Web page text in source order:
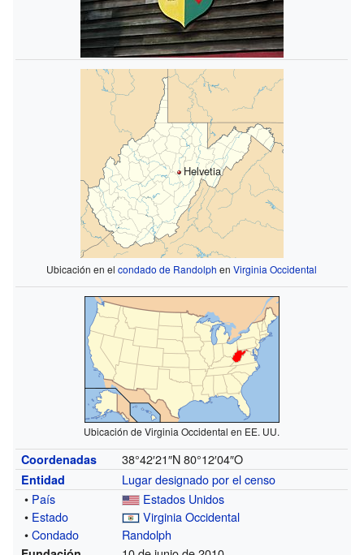
Helvetia
Ubicación en elcondado de Randolph enVirginia Occidental
Ubicación de Virginia Occidental en EE. UU.
Coordenadas 38°42′21″N 80°12′04″O
Entidad
Lugar designado por el censo
• País
Estados Unidos
• Estado
Virginia Occidental
•Condado Randolph